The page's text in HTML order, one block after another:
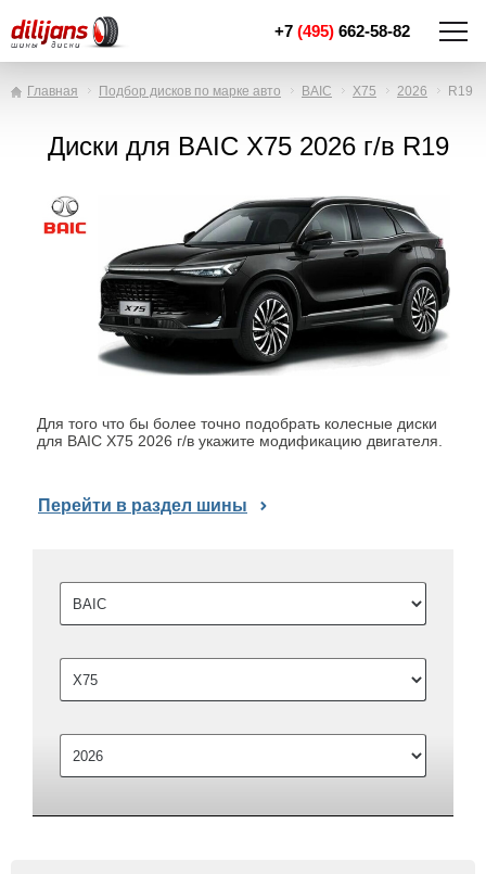
+7 (495) 662-58-82
Главная Подбор дисков по марке авто BAIC X75 2026 R19
Диски для BAIC X75 2026 г/в R19
Для того что бы более точно подобрать колесные диски
для BAIC X75 2026 г/в укажите модификацию двигателя.
Перейти в раздел шины